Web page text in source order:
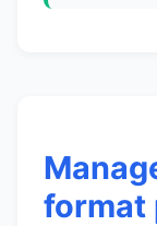
format